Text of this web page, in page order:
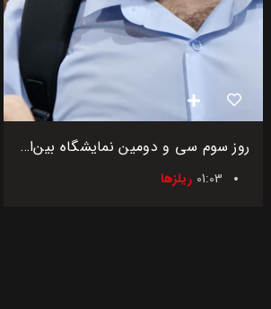
روز سوم سی و دومین نمایشگاه بین‌المللی اگروفود ایران
01:03 ریلزها